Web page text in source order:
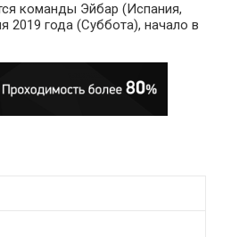
команды Эйбар (Испания,
2019 года (Суббота), начало в